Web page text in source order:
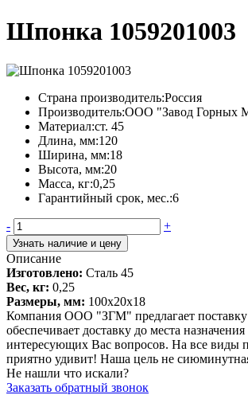
Шпонка 1059201003
Страна производитель:Россия
Производитель:ООО "Завод Горных
Материал:ст. 45
Длина, мм:120
Ширина, мм:18
Высота, мм:20
Масса, кг:0,25
Гарантийный срок, мес.:6
- +
Узнать наличие и цену
Описание
Изготовлено: Сталь 45
Вес, кг: 0,25
Размеры, мм: 100х20х18
Компания ООО "ЗГМ" предлагает
обеспечивает доставку до места
интересующих Вас вопросов. На все виды
приятно удивит! Наша цель не
Не нашли что искали?
Заказать обратный звонок